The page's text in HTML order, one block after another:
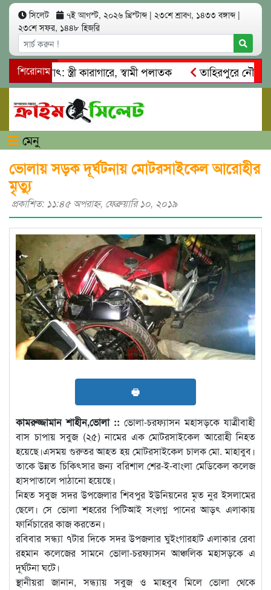
সিলেট ৭ই আগস্ট, ২০২৬ খ্রিস্টাব্দ | ২৩শে শ্রাবণ, ১৪৩৩ বঙ্গাব্দ |
২৩শে সফর, ১৪৪৮ হিজরি
শিরোনামস্ত্রী কারাগারে, স্বামী পলাতক
তাহিরপুরে নৌ-
মারধর
নগরীতে কোটি টাকার সম্পত্তি দখলের চেষ্টা:
মেনু
ভোলায় সড়ক দূর্ঘটনায় মোটরসাইকেল আরোহীর
মৃত্যু
প্রকাশিত: ১১:৪৫ অপরাহ্ণ, ফেব্রুয়ারি ১০, ২০১৯
🖶
কামরুজ্জামান শাহীন,ভোলা :: ভোলা-চরফ্যাসন মহাসড়কে যাত্রীবাহী
বাস চাপায় সবুজ (২৫) নামের এক মোটরসাইকেল আরোহী নিহত
হয়েছে।এসময় গুরুতর আহত হয় মোটরসাইকেল চালক মো. মাহাবুব।
তাকে উন্নত চিকিৎসার জন্য বরিশাল শের-ই-বাংলা মেডিকেল কলেজ
হাসপাতালে পাঠানো হয়েছে।
নিহত সবুজ সদর উপজেলার শিবপুর ইউনিয়নের মৃত নুর ইসলামের
ছেলে। সে ভোলা শহরের পিটিআই সংলগ্ন পানের আড়ৎ এলাকায়
ফার্নিচারের কাজ করতেন।
রবিবার সন্ধ্যা ৭টার দিকে সদর উপজলার ঘুইংগারহাট এলাকার রেবা
রহমান কলেজের সামনে ভোলা-চরফ্যাসন আঞ্চলিক মহাসড়কে এ
দূর্ঘটনা ঘটে।
স্থানীয়রা জানান, সন্ধ্যায় সবুজ ও মাহবুব মিলে ভোলা থেকে